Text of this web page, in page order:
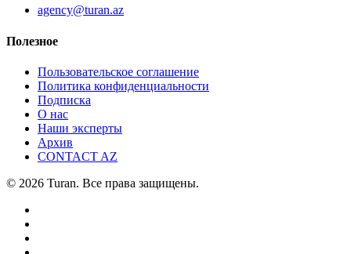
agency@turan.az
Полезное
Пользовательское соглашение
Политика конфиденциальности
Подписка
О нас
Наши эксперты
Архив
CONTACT AZ
© 2026 Turan. Все права защищены.